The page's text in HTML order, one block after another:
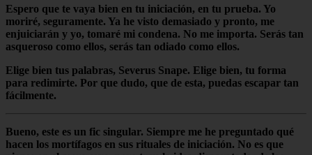
Espero que te vaya bien en tu iniciación, en tu prueba. Yo
moriré, seguramente. Ya he visto demasiado y pronto, me
enjuiciarán y yo, tomaré mi condena. No me importa. Serás tan
asqueroso como ellos, serás tan odiado como ellos.
Elige bien tus palabras, Severus Snape. Elige bien, tu forma
para redimirte. Por que dudo, que de esta, puedas escapar tan
fácilmente.
Bueno, este es un fic singular. Siempre me he preguntado qué
hacen los mortífagos en sus rituales de iniciación. No es que